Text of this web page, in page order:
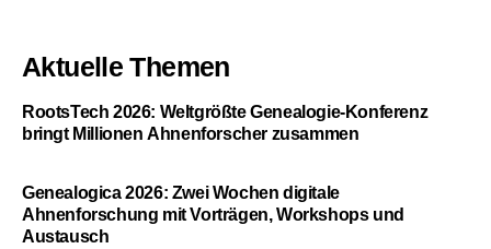
Aktuelle Themen
RootsTech 2026: Weltgrößte Genealogie-Konferenz
bringt Millionen Ahnenforscher zusammen
Genealogica 2026: Zwei Wochen digitale
Ahnenforschung mit Vorträgen, Workshops und
Austausch